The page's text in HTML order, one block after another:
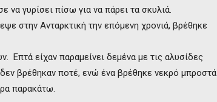
γυρίσει πίσω για να πάρει τα σκυλιά.
στην Ανταρκτική την επόμενη χρονιά, βρέθηκε
Επτά είχαν παραμείνει δεμένα με τις αλυσίδες
δεν βρέθηκαν ποτέ, ενώ ένα βρέθηκε νεκρό μπροστά
παρακάτω.